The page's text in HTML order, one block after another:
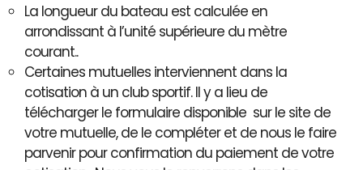
La longueur du bateau est calculée en
arrondissant à l’unité supérieure du mètre
courant..
Certaines mutuelles interviennent dans la
cotisation à un club sportif. Il y a lieu de
télécharger le formulaire disponible sur le site de
votre mutuelle, de le compléter et de nous le faire
parvenir pour confirmation du paiement de votre